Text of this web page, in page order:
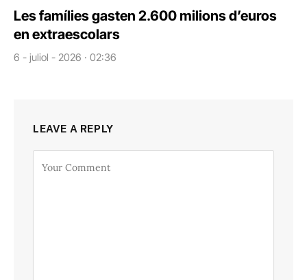
Les famílies gasten 2.600 milions d’euros
en extraescolars
6 - juliol - 2026 · 02:36
LEAVE A REPLY